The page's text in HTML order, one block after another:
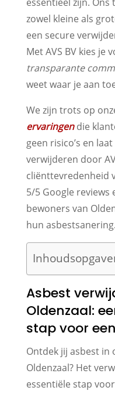
zowel kleine als
een secure
Met AVS BV kies je
transparante
weet waar je aan
We zijn trots op
ervaringendie
geen risico’s en
verwijderen door
cliënttevredenheid
5/5 Google reviews
bewoners van
hun asbestsanering.
Asbest
Oldenzaal:
stap voor
Ontdek jij asbest in
Oldenzaal? Het
essentiële stap